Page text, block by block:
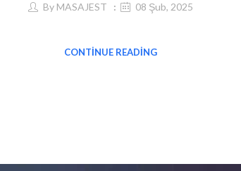
By MASAJEST 08 Şub, 2025
CONTINUE READING